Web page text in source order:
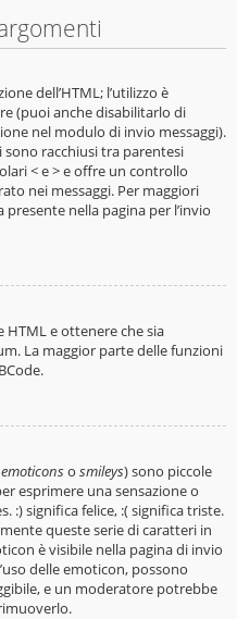
dell’HTML; l’utilizzo è
(puoi anche disabilitarlo di
nel modulo di invio messaggi).
sono racchiusi tra parentesi
< e > e offre un controllo
nei messaggi. Per maggiori
nella pagina per l’invio
HTML e ottenere che sia
La maggior parte delle funzioni
emoticonso smileys) sono piccole
esprimere una sensazione o
:) significa felice, :( significa triste.
queste serie di caratteri in
è visibile nella pagina di invio
delle emoticon, possono
e un moderatore potrebbe